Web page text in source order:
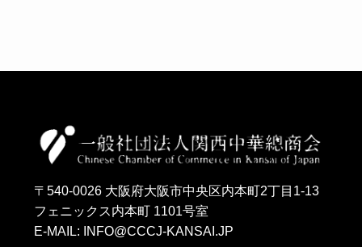
〒540-0026 大阪府大阪市中央区内本町2丁目1-13
フェニックス内本町 1101号室
E-MAIL: INFO@CCCJ-KANSAI.JP